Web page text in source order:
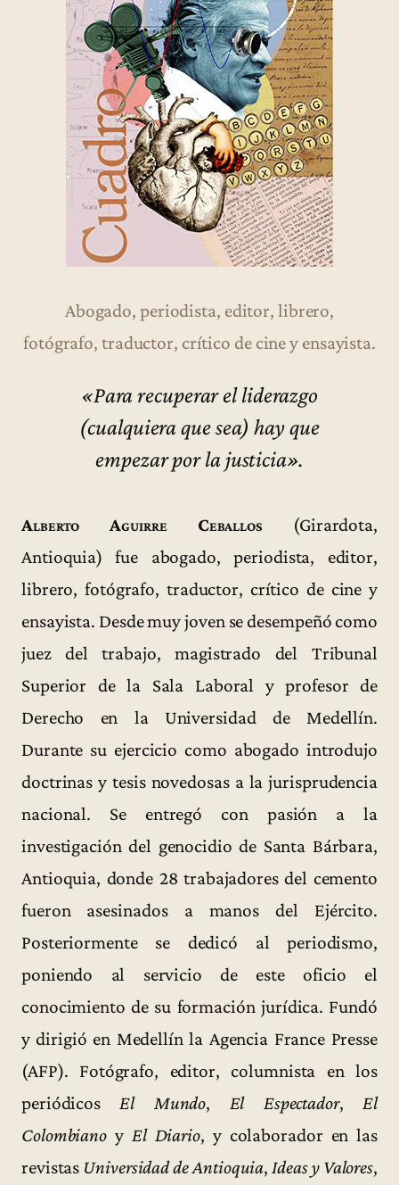
Abogado, periodista, editor, librero,
fotógrafo, traductor, crítico de cine y ensayista.
«Para recuperar el liderazgo
(cualquiera que sea) hay que
empezar por la justicia».
Alberto Aguirre Ceballos (Girardota,
Antioquia) fue abogado, periodista, editor,
librero, fotógrafo, traductor, crítico de cine y
ensayista. Desde muy joven se desempeñó como
juez del trabajo, magistrado del Tribunal
Superior de la Sala Laboral y profesor de
Derecho en la Universidad de Medellín.
Durante su ejercicio como abogado introdujo
doctrinas y tesis novedosas a la jurisprudencia
nacional. Se entregó con pasión a la
investigación del genocidio de Santa Bárbara,
Antioquia, donde 28 trabajadores del cemento
fueron asesinados a manos del Ejército.
Posteriormente se dedicó al periodismo,
poniendo al servicio de este oficio el
conocimiento de su formación jurídica. Fundó
y dirigió en Medellín la Agencia France Presse
(AFP). Fotógrafo, editor, columnista en los
periódicosEl Mundo, El Espectador,El
Colombiano y El Diario, y colaborador en las
revistas Universidad de Antioquia,Ideas y Valores,